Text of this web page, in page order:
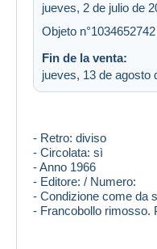
jueves, 2 de julio de
Objeto n°1034652742
Fin de la venta:
jueves, 13 de agosto
- Retro: diviso
- Circolata: sì
- Anno 1966
- Editore: / Numero:
- Condizione come da
- Francobollo rimosso.